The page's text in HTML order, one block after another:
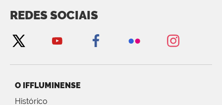
REDES SOCIAIS
O IFFLUMINENSE
Histórico